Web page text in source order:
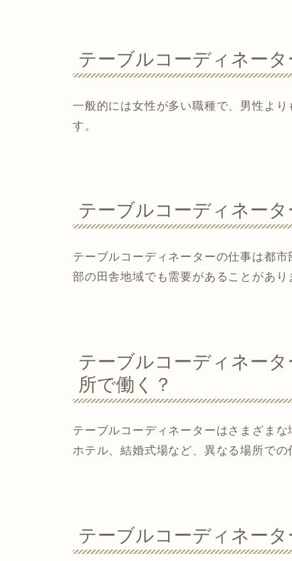
テーブルコーディネー
一般的には女性が多い職種で、男性よ
す。
テーブルコーディネー
テーブルコーディネーターの仕事は都
部の田舎地域でも需要があることがあり
テーブルコーディネー
所で働く？
テーブルコーディネーターはさまざま
ホテル、結婚式場など、異なる場所での
テーブルコーディネー